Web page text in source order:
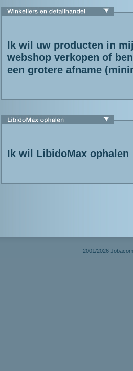
Ik wil uw producten in
webshop verkopen of
een grotere afname
Ik wil LibidoMax ophalen
2001/2026